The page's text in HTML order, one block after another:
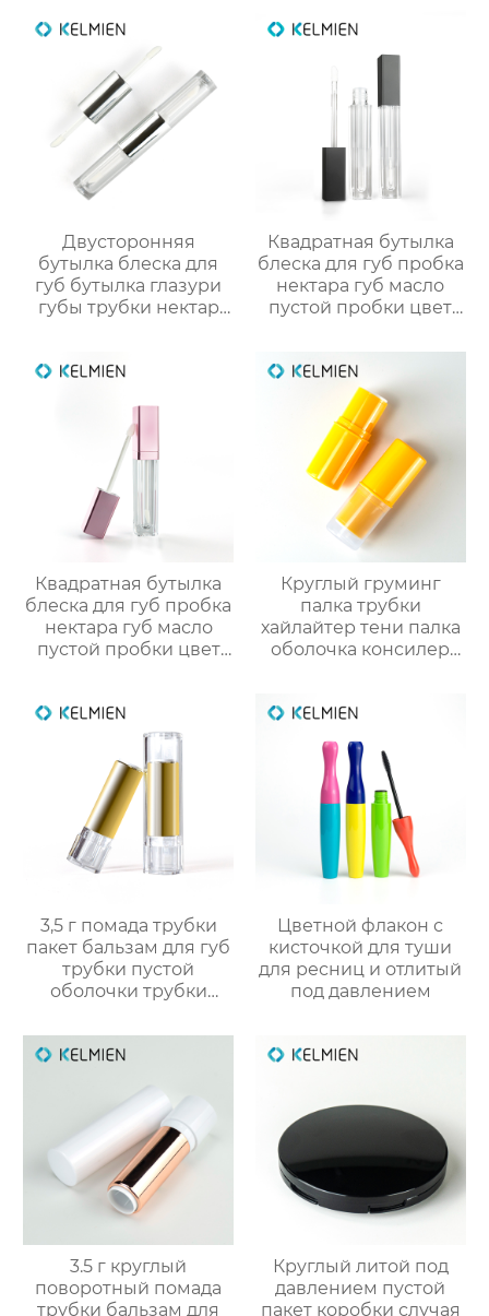
Двусторонняя
бутылка блеска для
губ бутылка глазури
губы трубки нектар
косметической
Квадратная бутылка
блеска для губ пробка
нектара губ масло
пустой пробки цвет
пользовательские
обработки
Квадратная бутылка
блеска для губ пробка
нектара губ масло
пустой пробки цвет
Круглый груминг
палка трубки
хайлайтер тени палка
оболочка консилер
пластик упаковка
снарядов
3,5 г помада трубки
пакет бальзам для губ
трубки пустой
оболочки трубки
Цветной флакон с
кисточкой для туши
для ресниц и отлитый
под давлением
3.5 г круглый
поворотный помада
трубки бальзам для
Круглый литой под
давлением пустой
пакет коробки случая